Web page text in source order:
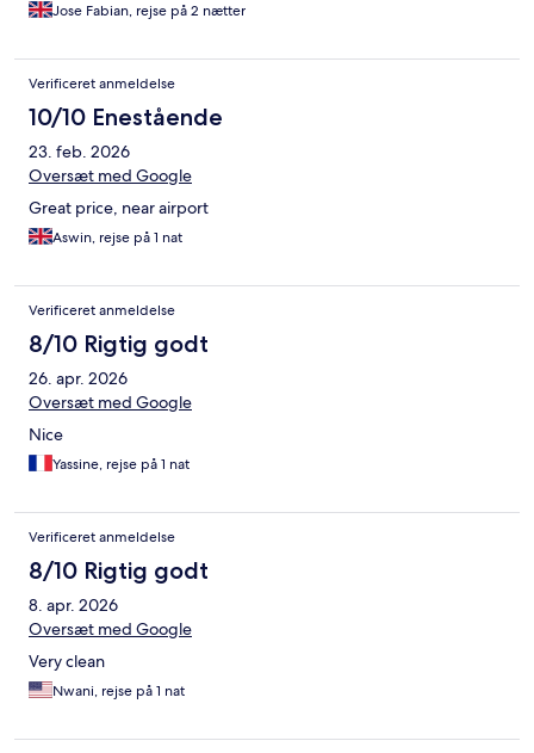
Jose Fabian, rejse på 2 nætter
Verificeret anmeldelse
10/10 Enestående
23. feb. 2026
Oversæt med Google
Great price, near airport
Aswin, rejse på 1 nat
Verificeret anmeldelse
8/10 Rigtig godt
26. apr. 2026
Oversæt med Google
Nice
Yassine, rejse på 1 nat
Verificeret anmeldelse
8/10 Rigtig godt
8. apr. 2026
Oversæt med Google
Very clean
Nwani, rejse på 1 nat